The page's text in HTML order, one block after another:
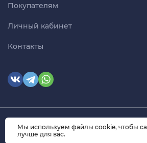
Покупателям
Личный кабинет
Контакты
© 2026 himmedsnab.ru. Все
Мы используем файлы cookie, чтобы
лучше для вас.